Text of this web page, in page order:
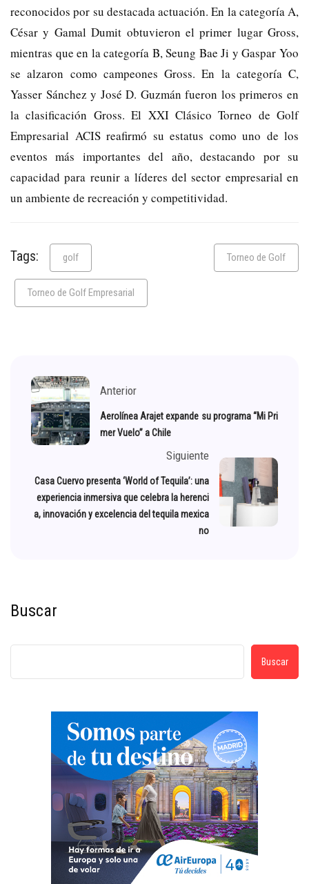
reconocidos por su destacada actuación. En la categoría A,
César y Gamal Dumit obtuvieron el primer lugar Gross,
mientras que en la categoría B, Seung Bae Ji y Gaspar Yoo
se alzaron como campeones Gross. En la categoría C,
Yasser Sánchez y José D. Guzmán fueron los primeros en
la clasificación Gross. El XXI Clásico Torneo de Golf
Empresarial ACIS reafirmó su estatus como uno de los
eventos más importantes del año, destacando por su
capacidad para reunir a líderes del sector empresarial en
un ambiente de recreación y competitividad.
Tags: golf Torneo de Golf
Torneo de Golf Empresarial
Anterior
Aerolínea Arajet expande su programa “Mi Pri
mer Vuelo” a Chile
Siguiente
Casa Cuervo presenta ‘World of Tequila’: una
experiencia inmersiva que celebra la herenci
a, innovación y excelencia del tequila mexica
no
Buscar
Buscar